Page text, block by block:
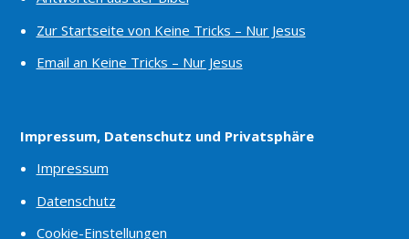
Zur Startseite von Keine Tricks – Nur Jesus
Email an Keine Tricks – Nur Jesus
Impressum, Datenschutz und Privatsphäre
Impressum
Datenschutz
Cookie-Einstellungen